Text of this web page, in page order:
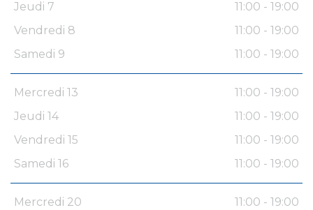
Jeudi 7
11:00 - 19:00
Vendredi 8
11:00 - 19:00
Samedi 9
11:00 - 19:00
Mercredi 13
11:00 - 19:00
Jeudi 14
11:00 - 19:00
Vendredi 15
11:00 - 19:00
Samedi 16
11:00 - 19:00
Mercredi 20
11:00 - 19:00